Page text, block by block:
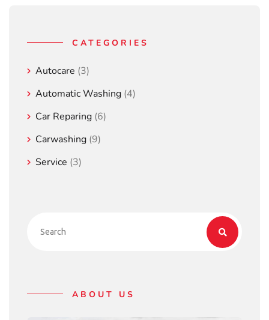
CATEGORIES
Autocare (3)
Automatic Washing (4)
Car Reparing (6)
Carwashing (9)
Service (3)
ABOUT US